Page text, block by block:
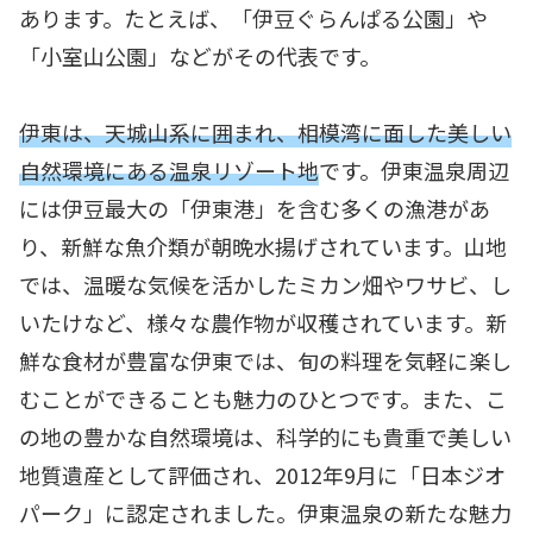
あります。たとえば、「伊豆ぐらんぱる公園」や
「小室山公園」などがその代表です。
伊東は、天城山系に囲まれ、相模湾に面した美しい
自然環境にある温泉リゾート地です。伊東温泉周辺
には伊豆最大の「伊東港」を含む多くの漁港があ
り、新鮮な魚介類が朝晩水揚げされています。山地
では、温暖な気候を活かしたミカン畑やワサビ、し
いたけなど、様々な農作物が収穫されています。新
鮮な食材が豊富な伊東では、旬の料理を気軽に楽し
むことができることも魅力のひとつです。また、こ
の地の豊かな自然環境は、科学的にも貴重で美しい
地質遺産として評価され、2012年9月に「日本ジオ
パーク」に認定されました。伊東温泉の新たな魅力